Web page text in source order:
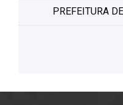
PREFEITURA